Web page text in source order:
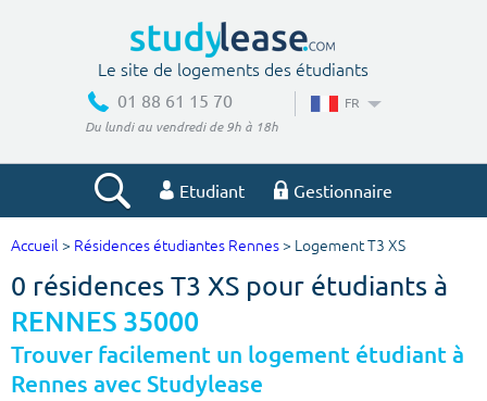
Le site de logements des étudiants
01 88 61 15 70
Du lundi au vendredi de 9h à 18h
FR
Etudiant Gestionnaire
Votre recherche
Ville, école
Accueil > Résidences étudiantes Rennes > Logement T3 XS
0 résidences T3 XS pour étudiants à
RENNES 35000
Trouver facilement un logement étudiant à
Rennes avec Studylease